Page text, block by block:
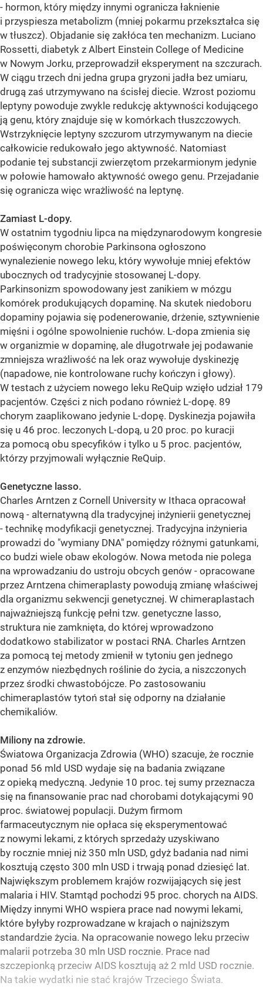
- hormon, który między innymi ogranicza łaknienie
i przyspiesza metabolizm (mniej pokarmu przekształca się
w tłuszcz). Objadanie się zakłóca ten mechanizm. Luciano
Rossetti, diabetyk z Albert Einstein College of Medicine
w Nowym Jorku, przeprowadził eksperyment na szczurach.
W ciągu trzech dni jedna grupa gryzoni jadła bez umiaru,
drugą zaś utrzymywano na ścisłej diecie. Wzrost poziomu
leptyny powoduje zwykle redukcję aktywności kodującego
ją genu, który znajduje się w komórkach tłuszczowych.
Wstrzyknięcie leptyny szczurom utrzymywanym na diecie
całkowicie redukowało jego aktywność. Natomiast
podanie tej substancji zwierzętom przekarmionym jedynie
w połowie hamowało aktywność owego genu. Przejadanie
się ogranicza więc wrażliwość na leptynę.
Zamiast L-dopy.
W ostatnim tygodniu lipca na międzynarodowym kongresie
poświęconym chorobie Parkinsona ogłoszono
wynalezienie nowego leku, który wywołuje mniej efektów
ubocznych od tradycyjnie stosowanej L-dopy.
Parkinsonizm spowodowany jest zanikiem w mózgu
komórek produkujących dopaminę. Na skutek niedoboru
dopaminy pojawia się podenerowanie, drżenie, sztywnienie
mięśni i ogólne spowolnienie ruchów. L-dopa zmienia się
w organizmie w dopaminę, ale długotrwałe jej podawanie
zmniejsza wrażliwość na lek oraz wywołuje dyskinezję
(napadowe, nie kontrolowane ruchy kończyn i głowy).
W testach z użyciem nowego leku ReQuip wzięło udział 179
pacjentów. Części z nich podano również L-dopę. 89
chorym zaaplikowano jedynie L-dopę. Dyskinezja pojawiła
się u 46 proc. leczonych L-dopą, u 20 proc. po kuracji
za pomocą obu specyfików i tylko u 5 proc. pacjentów,
którzy przyjmowali wyłącznie ReQuip.
Genetyczne lasso.
Charles Arntzen z Cornell University w Ithaca opracował
nową - alternatywną dla tradycyjnej inżynierii genetycznej
- technikę modyfikacji genetycznej. Tradycyjna inżynieria
prowadzi do "wymiany DNA" pomiędzy różnymi gatunkami,
co budzi wiele obaw ekologów. Nowa metoda nie polega
na wprowadzaniu do ustroju obcych genów - opracowane
przez Arntzena chimeraplasty powodują zmianę właściwej
dla organizmu sekwencji genetycznej. W chimeraplastach
najważniejszą funkcję pełni tzw. genetyczne lasso,
struktura nie zamknięta, do której wprowadzono
dodatkowo stabilizator w postaci RNA. Charles Arntzen
za pomocą tej metody zmienił w tytoniu gen jednego
z enzymów niezbędnych roślinie do życia, a niszczonych
przez środki chwastobójcze. Po zastosowaniu
chimeraplastów tytoń stał się odporny na działanie
chemikaliów.
Miliony na zdrowie.
Światowa Organizacja Zdrowia (WHO) szacuje, że rocznie
ponad 56 mld USD wydaje się na badania związane
z opieką medyczną. Jedynie 10 proc. tej sumy przeznacza
się na finansowanie prac nad chorobami dotykającymi 90
proc. światowej populacji. Dużym firmom
farmaceutycznym nie opłaca się eksperymentować
z nowymi lekami, z których sprzedaży uzyskiwano
by rocznie mniej niż 350 mln USD, gdyż badania nad nimi
kosztują często 300 mln USD i trwają ponad dziesięć lat.
Największym problemem krajów rozwijających się jest
malaria i HIV. Stamtąd pochodzi 95 proc. chorych na AIDS.
Między innymi WHO wspiera prace nad nowymi lekami,
które byłyby rozprowadzane w krajach o najniższym
standardzie życia. Na opracowanie nowego leku przeciw
malarii potrzeba 30 mln USD rocznie. Prace nad
szczepionką przeciw AIDS kosztują aż 2 mld USD rocznie.
Na takie wydatki nie stać krajów Trzeciego Świata.